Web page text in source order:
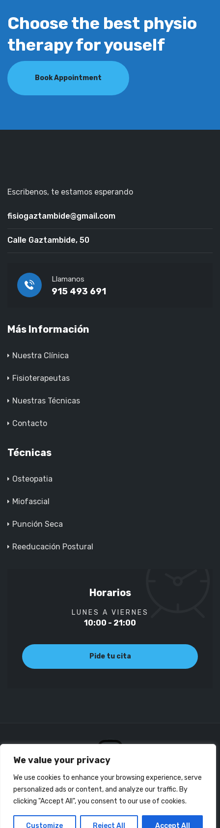
We value your privacy
We use cookies to enhance your browsing experience, serve
personalized ads or content, and analyze our traffic. By
clicking "Accept All", you consent to our use of cookies.
Customize Reject All Accept All
Choose the best physio
therapy for youself
Book Appointment
Escribenos, te estamos esperando
fisiogaztambide@gmail.com
Calle Gaztambide, 50
Llamanos
915 493 691
Más Información
Nuestra Clínica
Fisioterapeutas
Nuestras Técnicas
Contacto
Técnicas
Osteopatia
Miofascial
Punción Seca
Reeducación Postural
Horarios
LUNES A VIERNES
10:00 - 21:00
Pide tu cita
© Copyright 2023 Fisioterapia Gaztambide
Instagram